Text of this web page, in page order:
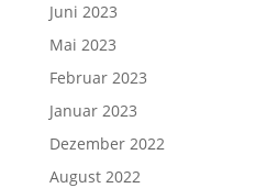
Juni 2023
Mai 2023
Februar 2023
Januar 2023
Dezember 2022
August 2022